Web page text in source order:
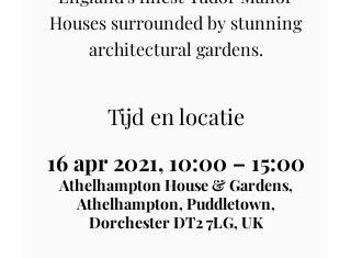
Houses surrounded by stunning
architectural gardens.
Tijd en locatie
16 apr 2021, 10:00 – 15:00
Athelhampton House & Gardens,
Athelhampton, Puddletown,
Dorchester DT2 7LG, UK